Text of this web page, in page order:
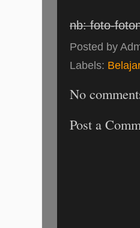
nb: foto-
Posted by
Labels:
No
Post a